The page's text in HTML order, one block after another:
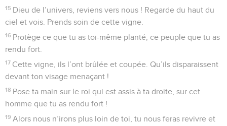
15 Dieu de l’univers, reviens vers nous ! Regarde du haut du
ciel et vois. Prends soin de cette vigne.
16 Protège ce que tu as toi-même planté, ce peuple que tu as
rendu fort.
17 Cette vigne, ils l’ont brûlée et coupée. Qu’ils disparaissent
devant ton visage menaçant !
18 Pose ta main sur le roi qui est assis à ta droite, sur cet
homme que tu as rendu fort !
19 Alors nous n’irons plus loin de toi, tu nous feras revivre et